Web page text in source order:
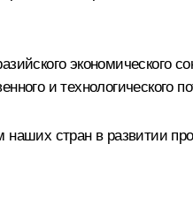
экономического
и технологического
стран в развитии